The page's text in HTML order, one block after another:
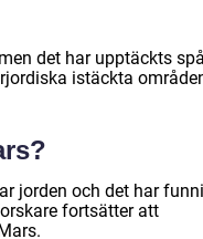
det har upptäckts
istäckta
jorden och det har
fortsätter att